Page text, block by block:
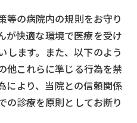
等の病院内の規則をお守り
が快適な環境で医療を受け
します。また、以下のよう
他これらに準じる行為を禁
により、当院との信頼関係
の診療を原則としてお断り